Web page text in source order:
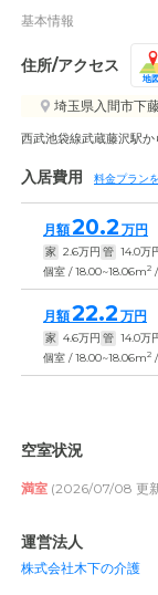
基本情報
住所/アクセス
地
埼玉県入間市下
西武池袋線武蔵藤沢駅か
入居費用 料金プラン
月額20.2 万円
家 2.6万円 管 14.0万
個室 / 18.00~18.06m2
月額22.2 万円
家 4.6万円 管 14.0万
個室 / 18.00~18.06m2
空室状況
満室 (2026/07/08 更
運営法人
株式会社木下の介護